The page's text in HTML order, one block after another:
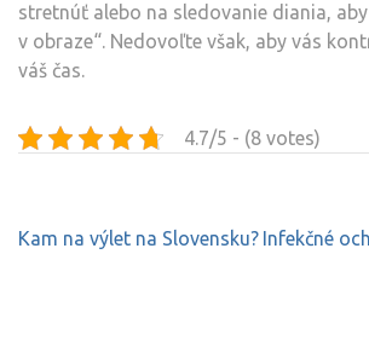
stretnúť alebo na sledovanie diania,
v obraze“. Nedovoľte však, aby vás
váš čas.
4.7/5 - (8 votes)
Navigace
Kam na výlet na Slovensku? Infekčné